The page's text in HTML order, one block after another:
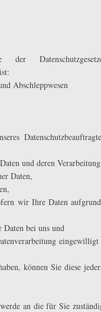
Abschleppwesen
und deren
Daten,
wir Ihre Daten
bei uns und
können Sie diese
an die für Sie